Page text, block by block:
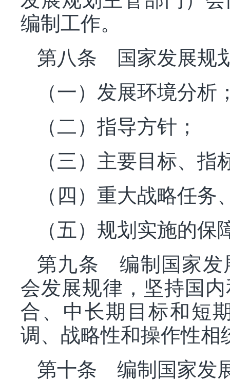
编制工作。
第八条 国家发展规
（一）发展环境分析
（二）指导方针；
（三）主要目标、指
（四）重大战略任
（五）规划实施的保
第九条 编制国家发
会发展规律，坚持国
合、中长期目标和短
调、战略性和操作性相
第十条 编制国家发